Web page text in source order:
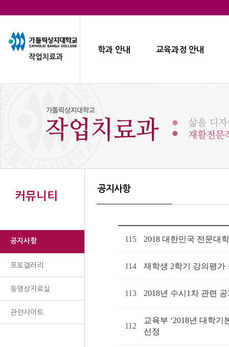
학과 안내 교육과정 안내
커뮤니티
공지사항
포토갤러리
동영상자료실
관련사이트
공지사항
115 2018 대한민국 전문대
114 재학생 2학기 강의평가
113 2018년 수시1차 관련
112
교육부 ‘2018년 대학
선정